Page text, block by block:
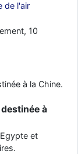
de l'air
10
à la Chine.
à
et